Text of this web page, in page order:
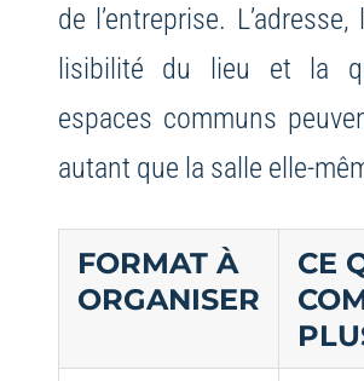
de l’entreprise. L’adresse,
lisibilité du lieu et la
espaces communs
autant que la salle elle-
FORMAT À
ORGANISER
CE